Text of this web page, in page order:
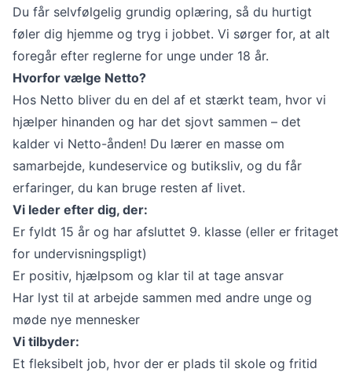
Du får selvfølgelig grundig oplæring, så du hurtigt
føler dig hjemme og tryg i jobbet. Vi sørger for, at alt
foregår efter reglerne for unge under 18 år.
Hvorfor vælge Netto?
Hos Netto bliver du en del af et stærkt team, hvor vi
hjælper hinanden og har det sjovt sammen – det
kalder vi Netto-ånden! Du lærer en masse om
samarbejde, kundeservice og butiksliv, og du får
erfaringer, du kan bruge resten af livet.
Vi leder efter dig, der:
Er fyldt 15 år og har afsluttet 9. klasse (eller er fritaget
for undervisningspligt)
Er positiv, hjælpsom og klar til at tage ansvar
Har lyst til at arbejde sammen med andre unge og
møde nye mennesker
Vi tilbyder:
Et fleksibelt job, hvor der er plads til skole og fritid